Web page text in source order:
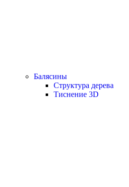
Балясины
Структура дерева
Тиснение 3D